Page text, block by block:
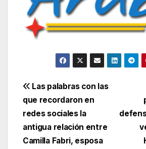
Navegación
de
entradas
Las palabras con las
que recordaron en
redes sociales la
antigua relación entre
Camilla Fabri, esposa